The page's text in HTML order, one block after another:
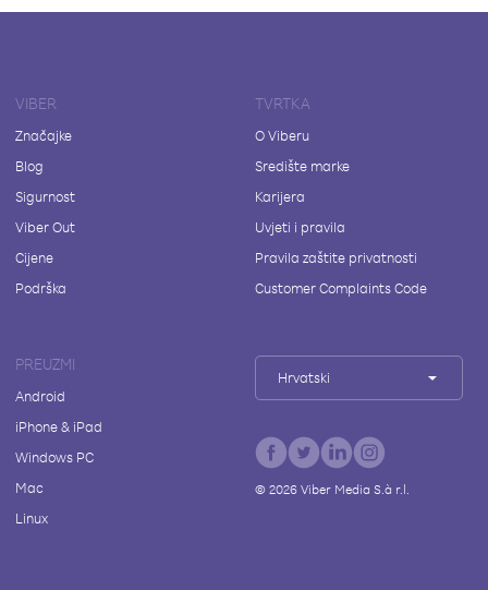
VIBER
Značajke
Blog
Sigurnost
Viber Out
Cijene
Podrška
TVRTKA
O Viberu
Središte marke
Karijera
Uvjeti i pravila
Pravila zaštite privatnosti
Customer Complaints Code
PREUZMI
Android
iPhone & iPad
Windows PC
Mac
Linux
Hrvatski
© 2026Viber Media S.à r.l.